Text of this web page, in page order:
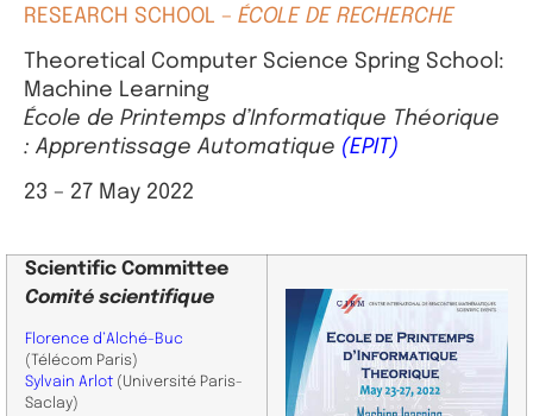
RESEARCH SCHOOL – ÉCOLE DE RECHERCHE
Theoretical Computer Science Spring School:
Machine Learning
École de Printemps d’Informatique Théorique
: Apprentissage Automatique (EPIT)
23 – 27 May 2022
Scientific Committee
Comité scientifique
Florence d’Alché-Buc
(Télécom Paris)
Sylvain Arlot (Université Paris-
Saclay)